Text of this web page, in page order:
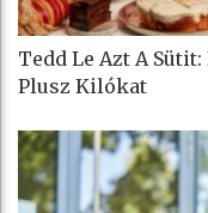
Tedd Le Azt A
Plusz Kilókat